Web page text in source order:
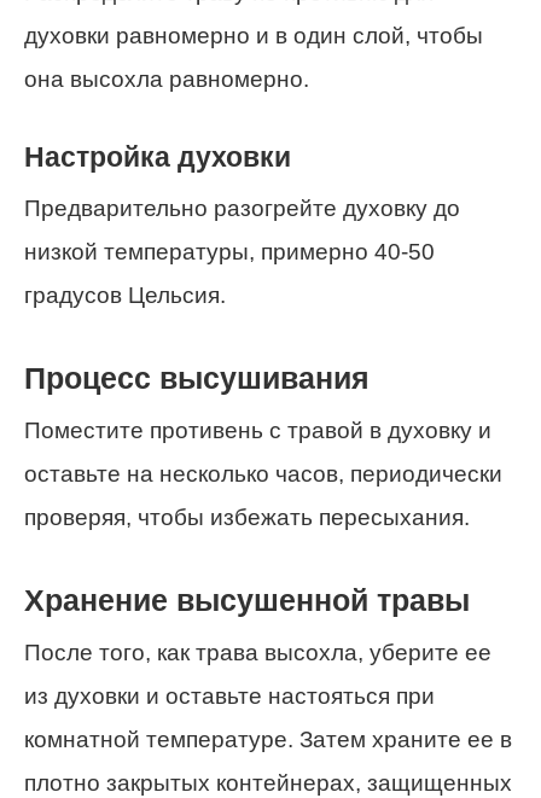
духовки равномерно и в один слой, чтобы
она высохла равномерно.
Настройка духовки
Предварительно разогрейте духовку до
низкой температуры, примерно 40-50
градусов Цельсия.
Процесс высушивания
Поместите противень с травой в духовку и
оставьте на несколько часов, периодически
проверяя, чтобы избежать пересыхания.
Хранение высушенной травы
После того, как трава высохла, уберите ее
из духовки и оставьте настояться при
комнатной температуре. Затем храните ее в
плотно закрытых контейнерах, защищенных